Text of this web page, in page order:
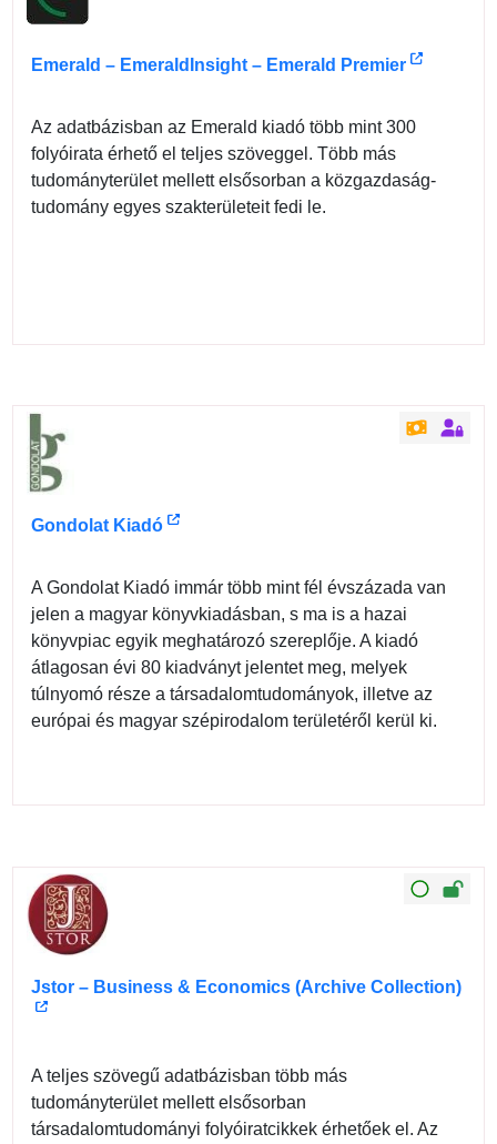
Emerald – EmeraldInsight – Emerald Premier
Az adatbázisban az Emerald kiadó több mint 300
folyóirata érhető el teljes szöveggel. Több más
tudományterület mellett elsősorban a közgazdaság-
tudomány egyes szakterületeit fedi le.
Gondolat Kiadó
A Gondolat Kiadó immár több mint fél évszázada van
jelen a magyar könyvkiadásban, s ma is a hazai
könyvpiac egyik meghatározó szereplője. A kiadó
átlagosan évi 80 kiadványt jelentet meg, melyek
túlnyomó része a társadalomtudományok, illetve az
európai és magyar szépirodalom területéről kerül ki.
Jstor – Business & Economics (Archive Collection)
A teljes szövegű adatbázisban több más
tudományterület mellett elsősorban
társadalomtudományi folyóiratcikkek érhetőek el. Az